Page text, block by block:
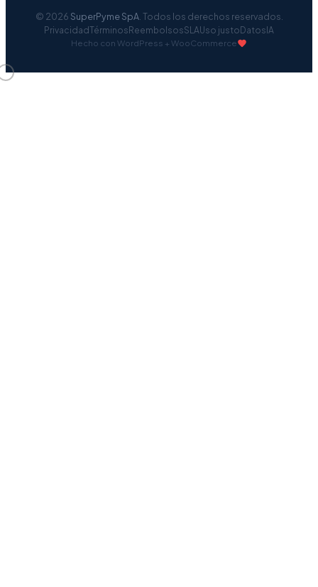
© 2026 SuperPyme SpA. Todos los derechos reservados.
PrivacidadTérminos ReembolsosSLAUso justo Datos IA
Hecho con WordPress + WooCommerce